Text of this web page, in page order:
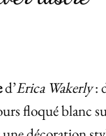
d’Erica Wakerly:
floqué blanc